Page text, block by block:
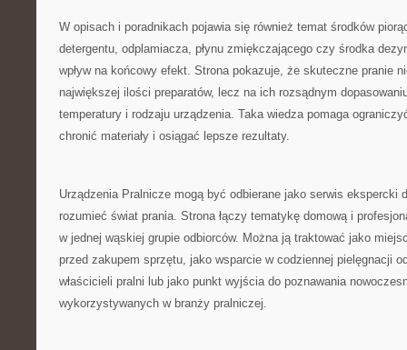
W opisach i poradnikach pojawia się również temat środków
detergentu, odplamiacza, płynu zmiękczającego czy środka
wpływ na końcowy efekt. Strona pokazuje, że skuteczne pranie
największej ilości preparatów, lecz na ich rozsądnym
temperatury i rodzaju urządzenia. Taka wiedza pomaga
chronić materiały i osiągać lepsze rezultaty.
Urządzenia Pralnicze mogą być odbierane jako serwis ekspercki
rozumieć świat prania. Strona łączy tematykę domową i
w jednej wąskiej grupie odbiorców. Można ją traktować jako
przed zakupem sprzętu, jako wsparcie w codziennej pielęgnacji
właścicieli pralni lub jako punkt wyjścia do poznawania
wykorzystywanych w branży pralniczej.